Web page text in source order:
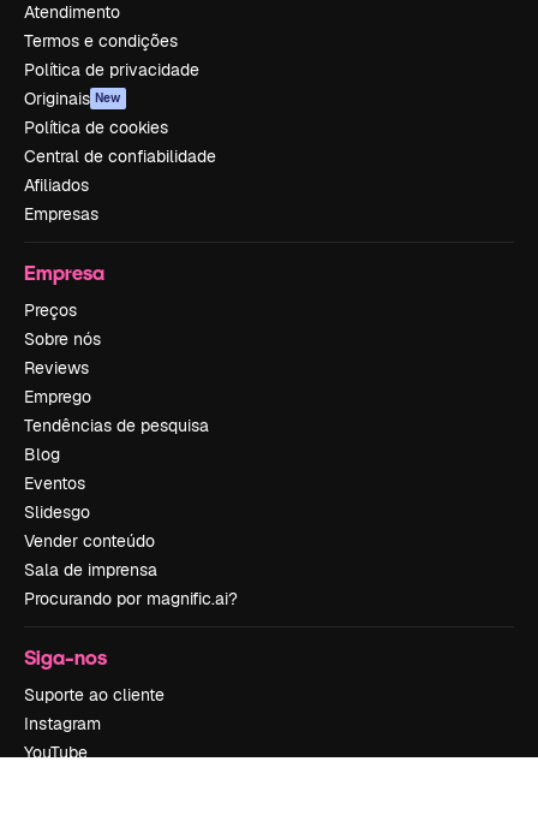
Atendimento
Termos e condições
Política de privacidade
Originais New
Política de cookies
Central de confiabilidade
Afiliados
Empresas
Empresa
Preços
Sobre nós
Reviews
Emprego
Tendências de pesquisa
Blog
Eventos
Slidesgo
Vender conteúdo
Sala de imprensa
Procurando por magnific.ai?
Siga-nos
Suporte ao cliente
Instagram
YouTube